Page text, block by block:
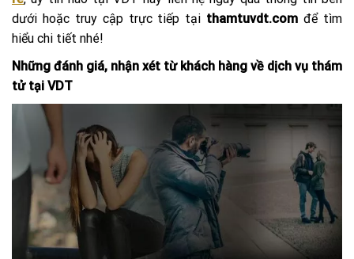
dưới hoặc truy cập trực tiếp tại thamtuvdt.comđể tìm
hiểu chi tiết nhé!
Những đánh giá, nhận xét từ khách hàng về dịch vụ thám
tử tại VDT